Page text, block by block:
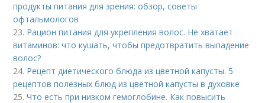
продукты питания для зрения: обзор, советы
офтальмологов
23. Рацион питания для укрепления волос. Не хватает
витаминов: что кушать, чтобы предотвратить выпадение
волос?
24. Рецепт диетического блюда из цветной капусты. 5
рецептов полезных блюд из цветной капусты в духовке
25.Что есть при низком гемоглобине. Как повысить